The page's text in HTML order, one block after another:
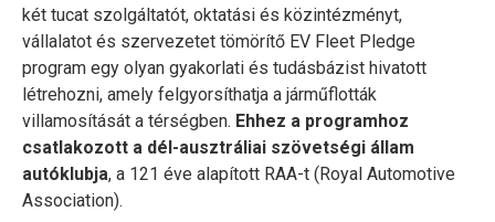
két tucat szolgáltatót, oktatási és közintézményt,
vállalatot és szervezetet tömörítő EV Fleet Pledge
program egy olyan gyakorlati és tudásbázist hivatott
létrehozni, amely felgyorsíthatja a járműflották
villamosítását a térségben. Ehhez a programhoz
csatlakozott a dél-ausztráliai szövetségi állam
autóklubja, a 121 éve alapított RAA-t (Royal Automotive
Association).